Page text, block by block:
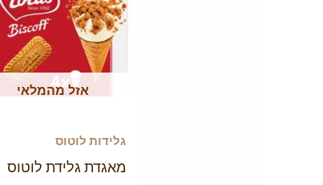
אזל מהמלאי
גלידות לוטוס
מאגדת גלידת לוטוס